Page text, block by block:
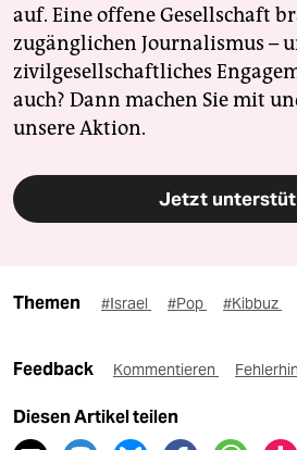
auf. Eine offene Gesellschaft
zugänglichen Journalismus –
zivilgesellschaftliches
auch? Dann machen Sie mit
unsere Aktion.
Jetzt
Themen #Israel #Pop #Kibbuz
Feedback Kommentieren
Diesen Artikel teilen